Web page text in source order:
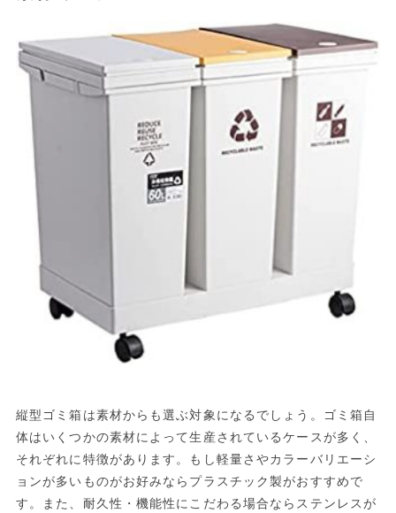
縦型ゴミ箱は素材からも選ぶ対象になるでしょう。ゴミ箱自
体はいくつかの素材によって生産されているケースが多く、
それぞれに特徴があります。もし軽量さやカラーバリエーシ
ョンが多いものがお好みならプラスチック製がおすすめで
す。また、耐久性・機能性にこだわる場合ならステンレスが